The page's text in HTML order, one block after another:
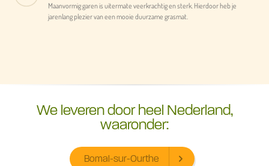
Maanvormig garen is uitermate veerkrachtig en sterk. Hierdoor heb je
jarenlang plezier van een mooie duurzame grasmat.
We leveren door heel Nederland,
waaronder:
Bomal-sur-Ourthe